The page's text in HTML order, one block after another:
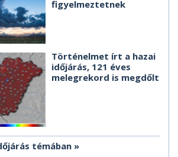
figyelmeztetnek
Történelmet írt a hazai
időjárás, 121 éves
melegrekord is megdőlt
témában